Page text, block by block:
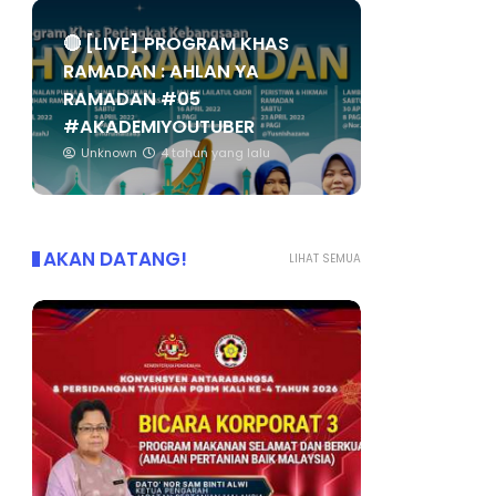
🔴 [LIVE] PROGRAM KHAS
RAMADAN : AHLAN YA
RAMADAN #05
#AKADEMIYOUTUBER
Unknown 4 tahun yang lalu
LIHAT SEMUA
AKAN DATANG!